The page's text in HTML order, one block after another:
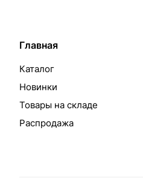
Главная
Каталог
Новинки
Товары на складе
Распродажа